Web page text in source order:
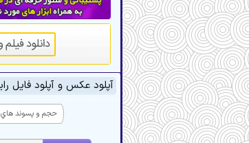
آپلود عکس و آپلود فایل
حجم و پسوند هاي